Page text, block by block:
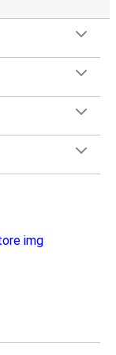
stylu, z
, więc
musisz się
to podczas
puste